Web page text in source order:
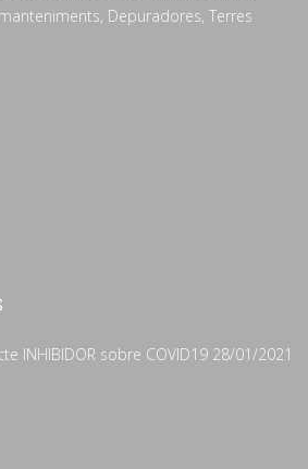
Depuradores, Terres
INHIBIDOR sobre COVID19 28/01/2021